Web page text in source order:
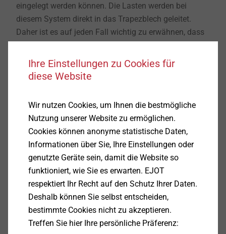
eingelegt werden können. Die Lasten werden bei
diesem System direkt in das Trapezblech geleitet.
Daher ist es auf jeden Fall wichtig zu erwähnen, dass
den Stellen aufnehmen muss, an denen die
Kurzschienen montiert sind.
Ihre Einstellungen zu Cookies für
diese Website
Wir nutzen Cookies, um Ihnen die bestmögliche
Nutzung unserer Website zu ermöglichen.
Cookies können anonyme statistische Daten,
Informationen über Sie, Ihre Einstellungen oder
genutzte Geräte sein, damit die Website so
funktioniert, wie Sie es erwarten. EJOT
respektiert Ihr Recht auf den Schutz Ihrer Daten.
Deshalb können Sie selbst entscheiden,
bestimmte Cookies nicht zu akzeptieren.
Treffen Sie hier Ihre persönliche Präferenz: